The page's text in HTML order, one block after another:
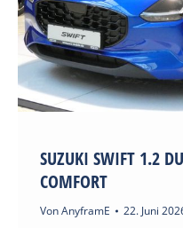
SUZUKI SWIFT 1.2
COMFORT
VonAnyframE 22. Juni